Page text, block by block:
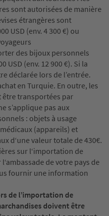
sont autorisées de manière
étrangères sont
USD (env. 4 300 €) ou
des bijoux personnels
USD (env. 12 900 €). Si la
déclarée lors de l’entrée.
en Turquie. En outre, les
être transportées par
s’applique pas aux
: objets à usage
(appareils) et
d‘une valeur totale de 430€.
sur l‘importation de
de votre pays de
fournir une information
de l’importation de
doivent être